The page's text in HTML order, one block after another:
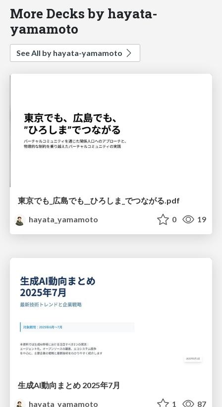
More Decks by hayata-
yamamoto
See All by hayata-yamamoto
東京でも_広島でも__ひろしま_でつながる.pdf
hayata_yamamoto
0 19
生成AI動向まとめ 2025年7月
hayata_yamamoto
1 87